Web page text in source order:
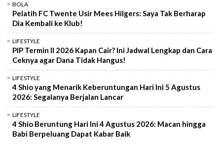
BOLA
Pelatih FC Twente Usir Mees Hilgers: Saya Tak Berharap
Dia Kembali ke Klub!
LIFESTYLE
PIP Termin II 2026 Kapan Cair? Ini Jadwal Lengkap dan Cara
Ceknya agar Dana Tidak Hangus!
LIFESTYLE
4 Shio yang Menarik Keberuntungan Hari Ini 5 Agustus
2026: Segalanya Berjalan Lancar
LIFESTYLE
4 Shio Beruntung Hari Ini 4 Agustus 2026: Macan hingga
Babi Berpeluang Dapat Kabar Baik